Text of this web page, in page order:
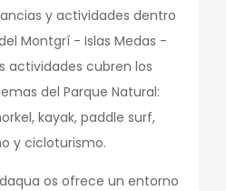
y actividades dentro
Montgrí - Islas Medas -
actividades cubren los
del Parque Natural:
kayak, paddle surf,
y cicloturismo.
os ofrece un entorno